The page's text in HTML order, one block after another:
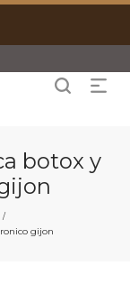
botox y
/
gijon